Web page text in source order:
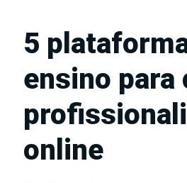
5
ensino para
online